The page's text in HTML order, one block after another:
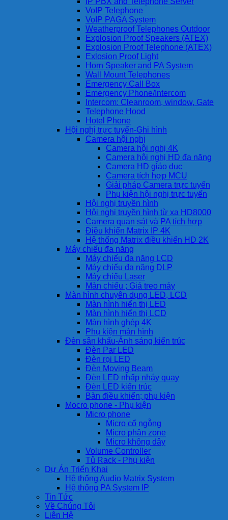
VoIP Telephone
VoIP PAGA System
Weatherproof Telephones Outdoor
Explosion Proof Speakers (ATEX)
Explosion Proof Telephone (ATEX)
Exlosion Proof Light
Horn Speaker and PA System
Wall Mount Telephones
Emergency Call Box
Emergency Phone/Intercom
Intercom: Cleanroom, window, Gate
Telephone Hood
Hotel Phone
Hội nghị trực tuyến-Ghi hình
Camera hội nghị
Camera hội nghị 4K
Camera hội nghị HD đa năng
Camera HD giáo dục
Camera tích hợp MCU
Giải pháp Camera trực tuyến
Phụ kiện hội nghị trực tuyến
Hội nghị truyền hình
Hội nghị truyền hình từ xa HD8000
Camera quan sát và PA tích hợp
Điều khiển Matrix IP 4K
Hệ thống Matrix điều khiển HD 2K
Máy chiếu đa năng
Máy chiếu đa năng LCD
Máy chiếu đa năng DLP
Máy chiếu Laser
Màn chiếu ; Giá treo máy
Màn hình chuyên dụng LED, LCD
Màn hình hiển thị LED
Màn hình hiển thị LCD
Màn hình ghép 4K
Phụ kiện màn hình
Đèn sân khấu-Ánh sáng kiến trúc
Đèn Par LED
Đèn rọi LED
Đèn Moving Beam
Đèn LED nhấp nháy quay
Đèn LED kiến trúc
Bàn điều khiển; phụ kiện
Mocro phone - Phụ kiện
Micro phone
Micro cổ ngỗng
Micro phân zone
Micro không dây
Volume Controller
Tủ Rack - Phụ kiện
Dự Án Triển Khai
Hệ thống Audio Matrix System
Hệ thống PA System IP
Tin Tức
Về Chúng Tôi
Liên Hệ